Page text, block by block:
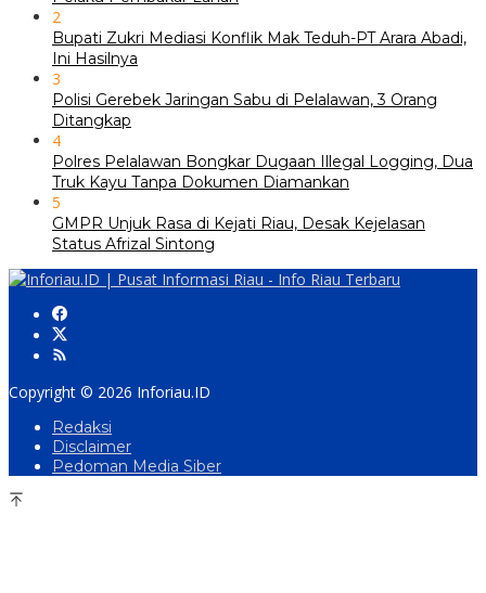
2
Bupati Zukri Mediasi Konflik Mak Teduh-PT Arara Abadi,
Ini Hasilnya
3
Polisi Gerebek Jaringan Sabu di Pelalawan, 3 Orang
Ditangkap
4
Polres Pelalawan Bongkar Dugaan Illegal Logging, Dua
Truk Kayu Tanpa Dokumen Diamankan
5
GMPR Unjuk Rasa di Kejati Riau, Desak Kejelasan
Status Afrizal Sintong
Copyright © 2026 Inforiau.ID
Redaksi
Disclaimer
Pedoman Media Siber